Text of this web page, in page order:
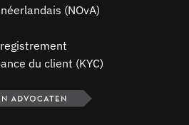
(NOvA)
du client (KYC)